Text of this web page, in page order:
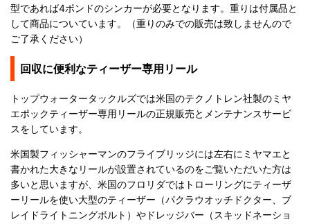
型であれば4ポンドのシンカーが必要となります。重りは付属品と
して商品についています。（重りのみでの販売は致しませんので
ご了承ください）
回収に便利なティーザー専用リール
トップウォータータックルズでは米国のテクノトレン社製のミヤ
エポックティーザー専用リールの正規販売とメンテナンスサービ
スをしています。
米国製フィッシャーマンのフライブリッジには左右にミヤマエと
書かれた大きなリールが設置されているのをご覧いただいた方は
多いと思いますが、米国のフロリダではトローリングにティーザ
ーリールを使い大型のティーザー（パクラウオッチドクター、ブ
レイドライトニングボルト）やドレッジバー（スキッドネーショ